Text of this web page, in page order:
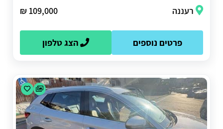
רעננה 109,000 ₪
פרטים נוספים הצג טלפון